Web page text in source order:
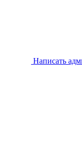
Написать